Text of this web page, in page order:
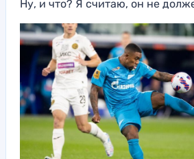
Ну, и что? Я считаю, он не